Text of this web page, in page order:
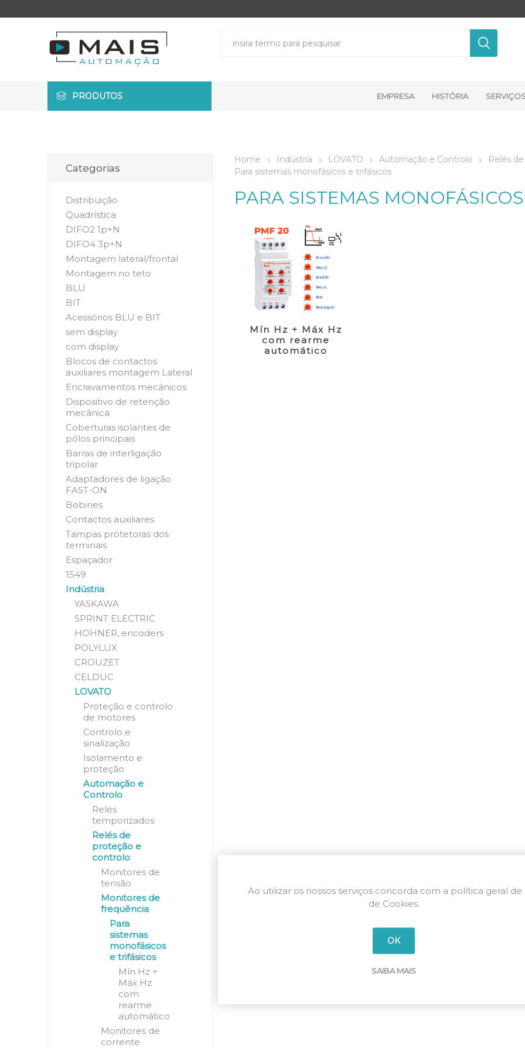
PRODUTOS EMPRESA HISTÓRIA
Home Indústria LOVATO Automação e Controlo
Relés
Para sistemas monofásicos e trifásicos
PARA SISTEMAS
Mín Hz + Máx Hz
com rearme
automático
Categorias
Distribuição
Quadrística
DIFO2 1p+N
DIFO4 3p+N
Montagem lateral/frontal
Montagem no teto
BLU
BIT
Acessórios BLU e BIT
sem display
com display
Blocos de contactos
auxiliares montagem Lateral
Encravamentos mecânicos
Dispositivo de retenção
mecânica
Coberturas isolantes de
pólos principais
Barras de interligação
tripolar
Adaptadores de ligação
FAST-ON
Bobines
Contactos auxiliares
Tampas protetoras dos
terminais
Espaçador
1549
Indústria
YASKAWA
SPRINT ELECTRIC
HOHNER, encoders
POLYLUX
CROUZET
CELDUC
LOVATO
Proteção e controlo
de motores
Controlo e
sinalização
Isolamento e
proteção
Automação e
Controlo
Relés
temporizados
Relés de
proteção e
controlo
Monitores de
tensão
Monitores de
frequência
Para
sistemas
monofásicos
e trifásicos
Mín Hz +
Máx Hz
com
rearme
automático
Monitores de
corrente
Ao utilizar os nossos serviços concorda com a política geral de
de Cookies.
OK
SAIBA MAIS